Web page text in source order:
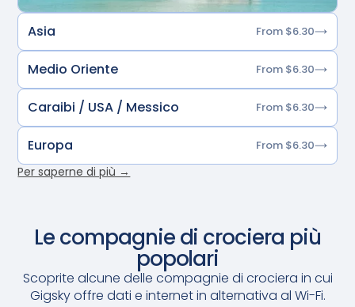
Asia From $6.30
Medio Oriente From $6.30
Caraibi / USA / Messico From $6.30
Europa From $6.30
Per saperne di più →
Le compagnie di crociera più
popolari
Scoprite alcune delle compagnie di crociera in cui
Gigsky offre dati e internet in alternativa al Wi-Fi.